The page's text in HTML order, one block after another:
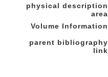
physical description
area
Volume Information
parent bibliography
link